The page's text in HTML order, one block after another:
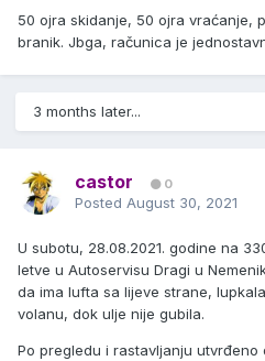
50 ojra skidanje, 50 ojra vraćanje,
branik. Jbga, računica je
3 months later...
castor 0
Posted August 30, 2021
U subotu, 28.08.2021. godine na
letve u Autoservisu Dragi u
da ima lufta sa lijeve strane,
volanu, dok ulje nije gubila.
Po pregledu i rastavljanju utvrđeno